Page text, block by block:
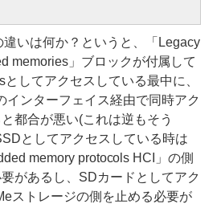
いは何か？というと、「Legacy
memories」ブロックが付属して
してアクセスしている最中に、
インターフェイス経由で同時アク
都合が悪い(これは逆もそう
としてアクセスしている時は
memory protocols HCI」の側
があるし、SDカードとしてアク
ストレージの側を止める必要が